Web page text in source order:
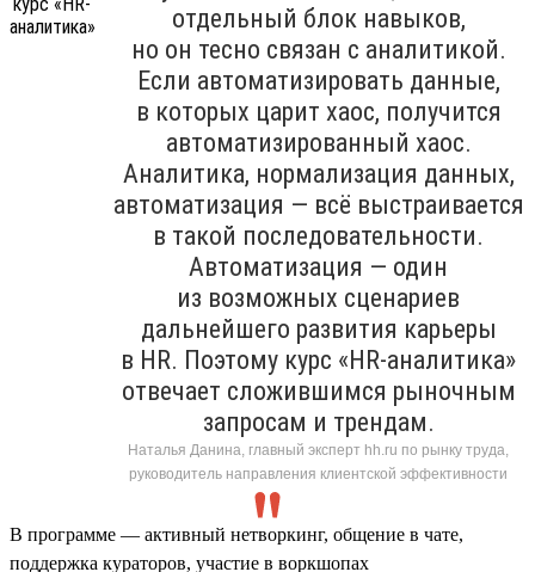
отдельный блок навыков,
но он тесно связан с аналитикой.
Если автоматизировать данные,
в которых царит хаос, получится
автоматизированный хаос.
Аналитика, нормализация данных,
автоматизация — всё выстраивается
в такой последовательности.
Автоматизация — один
из возможных сценариев
дальнейшего развития карьеры
в HR. Поэтому курс «HR-аналитика»
отвечает сложившимся рыночным
запросам и трендам.
Наталья Данина, главный эксперт hh.ru по рынку труда,
руководитель направления клиентской эффективности
В программе — активный нетворкинг, общение в чате,
поддержка кураторов, участие в воркшопах